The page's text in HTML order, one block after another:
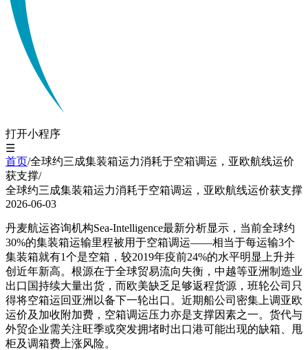
打开小程序
☰
首页/全球约三成集装箱运力消耗于空箱调运，亚欧航线运价
获支撑/
全球约三成集装箱运力消耗于空箱调运，亚欧航线运价获支撑
2026-06-03
丹麦航运咨询机构Sea-Intelligence最新分析显示，当前全球约
30%的集装箱运输里程被用于空箱调运——相当于每运输3个
集装箱就有1个是空箱，较2019年疫前24%的水平明显上升并
创近年新高。根源在于全球贸易流向失衡，中越等亚洲制造业
出口国持续大量出货，而欧美缺乏足够返程货源，班轮公司只
得将空箱运回亚洲以备下一轮出口。近期船公司密集上调亚欧
运价及加收附加费，空箱调运压力亦是支撑因素之一。货代与
外贸企业需关注旺季或突发拥堵时出口港可能出现的缺箱、甩
柜及调箱费上涨风险。